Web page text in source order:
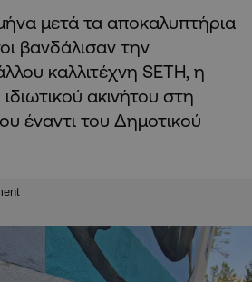
μετά τα αποκαλυπτήρια
βανδάλισαν την
καλλιτέχνη SETH, η
ακινήτου στη
έναντι του Δημοτικού